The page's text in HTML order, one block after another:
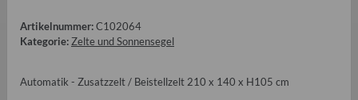
Artikelnummer:C102064
Kategorie:Zelte und Sonnensegel
Automatik - Zusatzzelt / Beistellzelt 210 x 140 x H105 cm